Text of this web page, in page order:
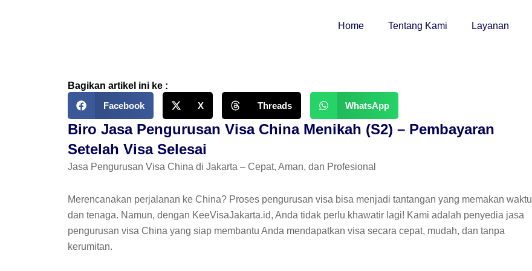
Home Tentang Kami Layanan
Bagikan artikel ini ke :
Facebook
X Threads WhatsApp
Biro Jasa Pengurusan Visa China Menikah (S2) – Pembayaran
Setelah Visa Selesai
Jasa Pengurusan Visa China di Jakarta – Cepat, Aman, dan Profesional
Merencanakan perjalanan ke China? Proses pengurusan visa bisa menjadi tantangan yang memakan waktu
dan tenaga. Namun, dengan KeeVisaJakarta.id, Anda tidak perlu khawatir lagi! Kami adalah penyedia jasa
pengurusan visa China yang siap membantu Anda mendapatkan visa secara cepat, mudah, dan tanpa
kerumitan.